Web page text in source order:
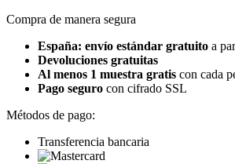
Compra de manera segura
España: envío estándar gratuito a
Devoluciones gratuitas
Al menos 1 muestra gratis con cada
Pago seguro con cifrado SSL
Métodos de pago:
Transferencia bancaria